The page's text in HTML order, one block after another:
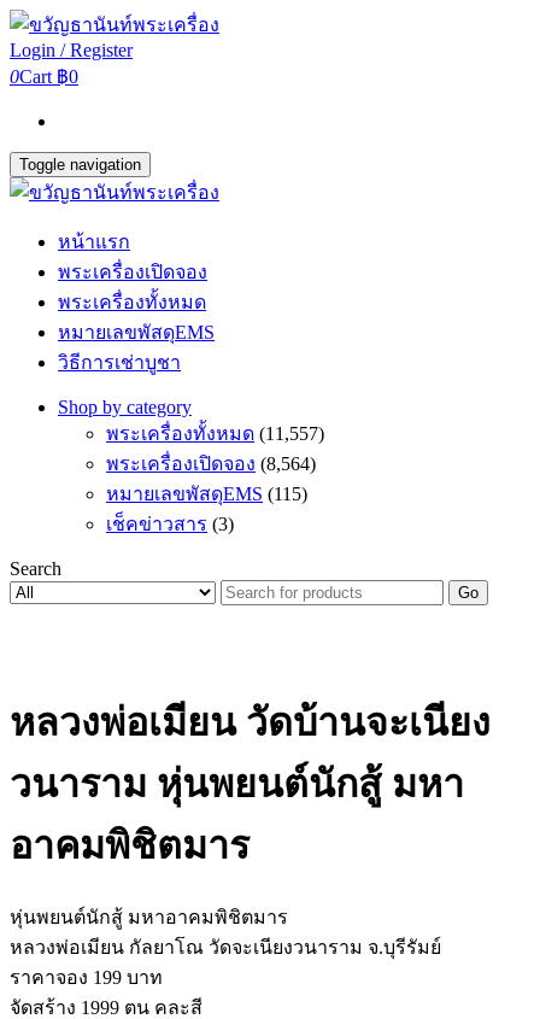
Login / Register
0Cart ฿0
Toggle navigation
หน้าแรก
พระเครื่องเปิดจอง
พระเครื่องทั้งหมด
หมายเลขพัสดุEMS
วิธีการเช่าบูชา
Shop by category
พระเครื่องทั้งหมด (11,557)
พระเครื่องเปิดจอง (8,564)
หมายเลขพัสดุEMS (115)
เช็คข่าวสาร (3)
Search
Go
หลวงพ่อเมียน วัดบ้านจะเนียง
วนาราม หุ่นพยนต์นักสู้ มหา
อาคมพิชิตมาร
หุ่นพยนต์นักสู้ มหาอาคมพิชิตมาร
หลวงพ่อเมียน กัลยาโณ วัดจะเนียงวนาราม จ.บุรีรัมย์
ราคาจอง 199 บาท
จัดสร้าง 1999 ตน คละสี